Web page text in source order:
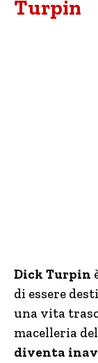
Turpin
Dick Turpin
di essere
una vita
macelleria
diventa